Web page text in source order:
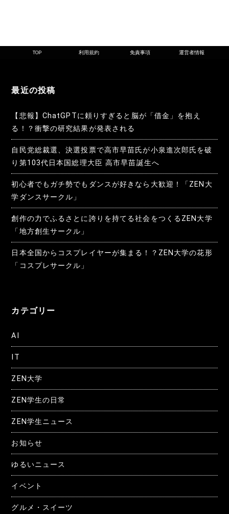
TOP 利用規約 免責事項 運営者情報
最近の投稿
【悲報】ChatGPTに頼りすぎると脳が「借金」を抱え
る！？衝撃の研究結果が発表される
自民党総裁選、決選投票で高市早苗氏が小泉進次郎氏を破
り第103代日本国総理大臣 高市早苗誕生へ
初心者でもガチ勢でもダンスが好きなら大歓迎！「ZEN大
学ダンスサークル」
創作の力でふるさとに誇りを持てる社会をつくるZEN大学
「地方創生サークル」
日本全国からコスプレイヤーが集まる！？ZEN大学の花形
「コスプレサークル」
カテゴリー
AI
IT
ZEN大学
ZEN学生の日常
ZEN学生ニュース
お知らせ
ゆるいニュース
イベント
グルメ・スイーツ